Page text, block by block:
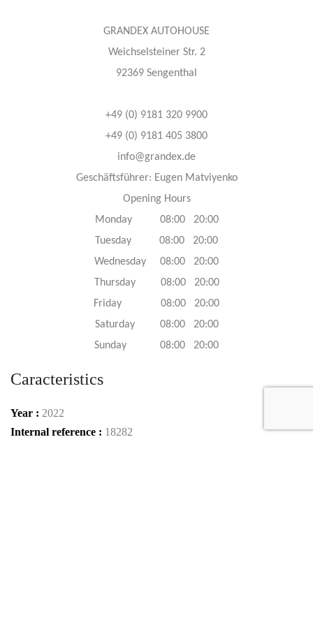
GRANDEX AUTOHOUSE
Weichselsteiner Str. 2
92369 Sengenthal
+49 (0) 9181 320 9900
+49 (0) 9181 405 3800
info@grandex.de
Geschäftsführer: Eugen Matviyenko
Opening Hours
Monday 08:00 20:00
Tuesday 08:00 20:00
Wednesday 08:00 20:00
Thursday 08:00 20:00
Friday 08:00 20:00
Saturday 08:00 20:00
Sunday 08:00 20:00
Caracteristics
Year : 2022
Internal reference : 18282